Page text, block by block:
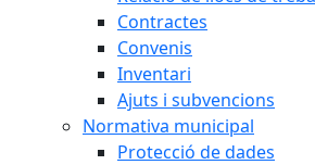
Contractes
Convenis
Inventari
Ajuts i subvencions
Normativa municipal
Protecció de dades